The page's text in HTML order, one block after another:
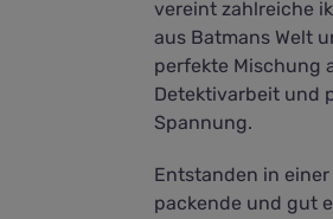
vereint zahlreiche
aus Batmans Welt
perfekte Mischung
Detektivarbeit und
Spannung.
Entstanden in
packende und gut